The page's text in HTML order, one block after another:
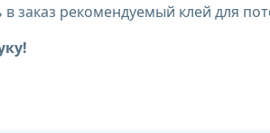
в заказ рекомендуемый клей для